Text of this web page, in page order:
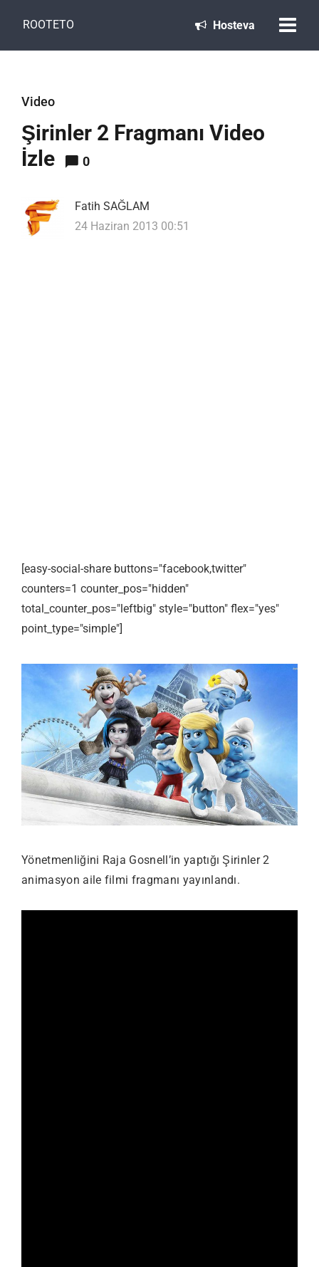
ROOTETO Hosteva
Video
Şirinler 2 Fragmanı Video
İzle
0
Fatih SAĞLAM
24 Haziran 2013 00:51
[easy-social-share buttons="facebook,twitter"
counters=1 counter_pos="hidden"
total_counter_pos="leftbig" style="button" flex="yes"
point_type="simple"]
Yönetmenliğini Raja Gosnell’in yaptığı Şirinler 2
animasyon aile filmi fragmanı yayınlandı.